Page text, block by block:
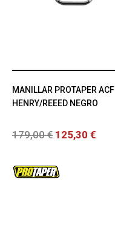
MANILLAR PROTAPER ACF
HENRY/REEED NEGRO
179,00 € 125,30 €